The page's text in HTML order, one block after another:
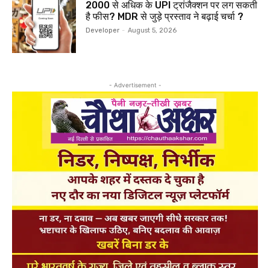
₹2000 से अधिक के UPI ट्रांजैक्शन पर लग सकती
है फीस? MDR से जुड़े प्रस्ताव ने बढ़ाई चर्चा ?
Developer - August 5, 2026
- Advertisement -